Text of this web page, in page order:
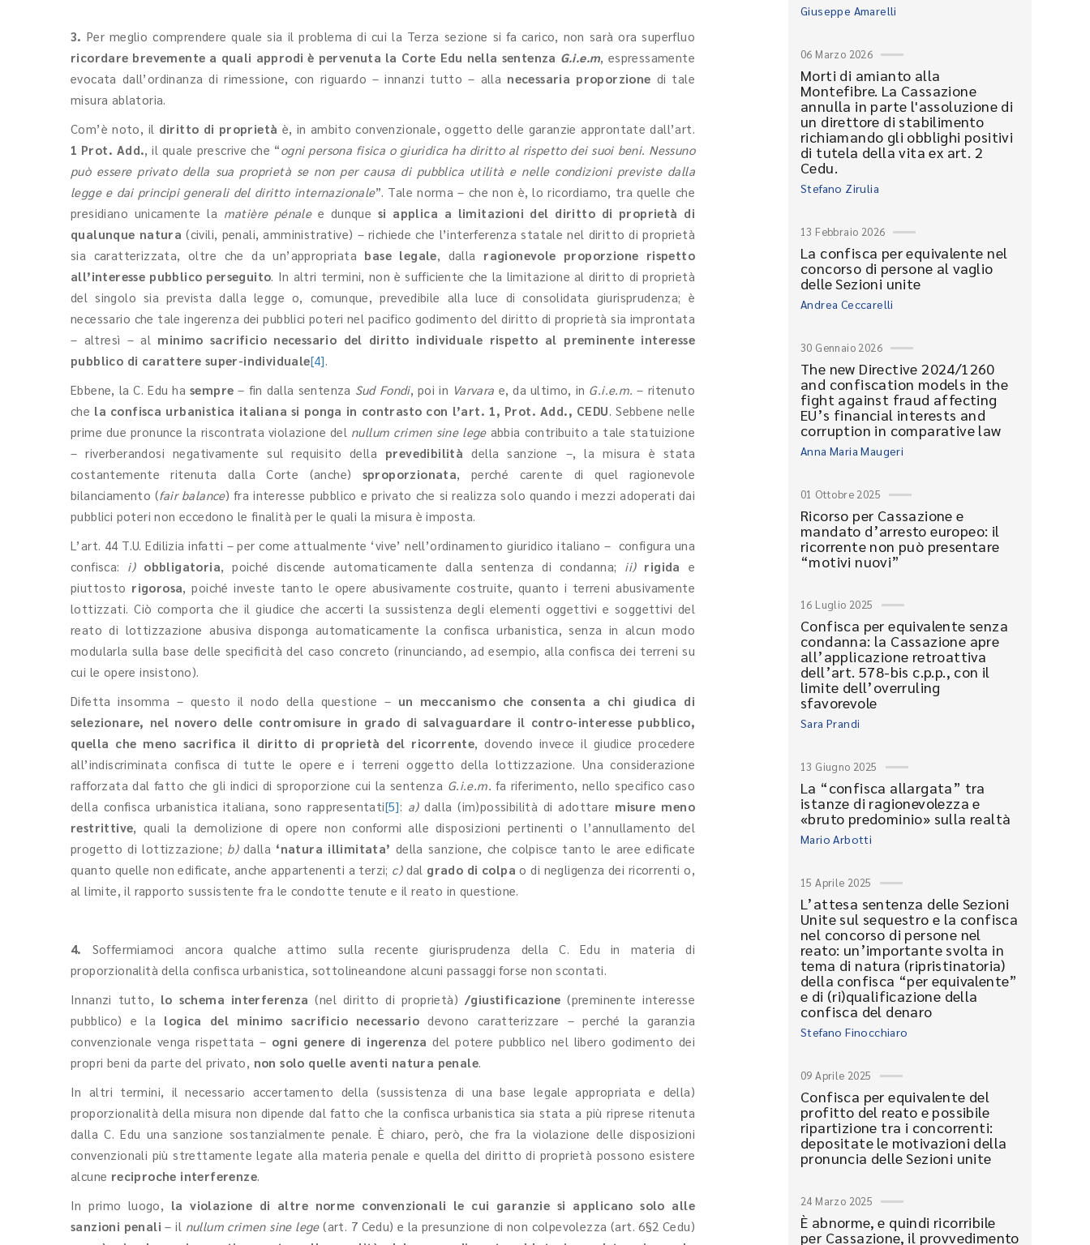
3. Per meglio comprendere quale sia il problema di cui la Terza sezione si fa carico, non sarà ora superfluo
ricordare brevemente a quali approdi è pervenuta la Corte Edu nella sentenza G.i.e.m, espressamente
evocata dall’ordinanza di rimessione, con riguardo – innanzi tutto – alla necessaria proporzione di tale
misura ablatoria.
Com’è noto, il diritto di proprietà è, in ambito convenzionale, oggetto delle garanzie approntate dall’art.
1 Prot. Add., il quale prescrive che “ogni persona fisica o giuridica ha diritto al rispetto dei suoi beni. Nessuno
può essere privato della sua proprietà se non per causa di pubblica utilità e nelle condizioni previste dalla
legge e dai principi generali del diritto internazionale”. Tale norma – che non è, lo ricordiamo, tra quelle che
presidiano unicamente la matière pénalee dunque si applica a limitazioni del diritto di proprietà di
qualunque natura (civili, penali, amministrative) – richiede che l’interferenza statale nel diritto di proprietà
sia caratterizzata, oltre che da un’appropriata base legale, dalla ragionevole proporzione rispetto
all’interesse pubblico perseguito. In altri termini, non è sufficiente che la limitazione al diritto di proprietà
del singolo sia prevista dalla legge o, comunque, prevedibile alla luce di consolidata giurisprudenza; è
necessario che tale ingerenza dei pubblici poteri nel pacifico godimento del diritto di proprietà sia improntata
– altresì – al minimo sacrificio necessario del diritto individuale rispetto al preminente interesse
pubblico di carattere super-individuale[4].
Ebbene, la C. Edu ha sempre – fin dalla sentenza Sud Fondi, poi in Varvara e, da ultimo, in G.i.e.m. – ritenuto
che la confisca urbanistica italiana si ponga in contrasto con l’art. 1, Prot. Add., CEDU. Sebbene nelle
prime due pronunce la riscontrata violazione del nullum crimen sine lege abbia contribuito a tale statuizione
– riverberandosi negativamente sul requisito della prevedibilità della sanzione –, la misura è stata
costantemente ritenuta dalla Corte (anche) sproporzionata, perché carente di quel ragionevole
bilanciamento (fair balance) fra interesse pubblico e privato che si realizza solo quando i mezzi adoperati dai
pubblici poteri non eccedono le finalità per le quali la misura è imposta.
L’art. 44 T.U. Edilizia infatti – per come attualmente ‘vive’ nell’ordinamento giuridico italiano – configura una
confisca: i) obbligatoria, poiché discende automaticamente dalla sentenza di condanna; ii) rigida e
piuttosto rigorosa, poiché investe tanto le opere abusivamente costruite, quanto i terreni abusivamente
lottizzati. Ciò comporta che il giudice che accerti la sussistenza degli elementi oggettivi e soggettivi del
reato di lottizzazione abusiva disponga automaticamente la confisca urbanistica, senza in alcun modo
modularla sulla base delle specificità del caso concreto (rinunciando, ad esempio, alla confisca dei terreni su
cui le opere insistono).
Difetta insomma – questo il nodo della questione – un meccanismo che consenta a chi giudica di
selezionare, nel novero delle contromisure in grado di salvaguardare il contro-interesse pubblico,
quella che meno sacrifica il diritto di proprietà del ricorrente, dovendo invece il giudice procedere
all’indiscriminata confisca di tutte le opere e i terreni oggetto della lottizzazione. Una considerazione
rafforzata dal fatto che gli indici di sproporzione cui la sentenza G.i.e.m. fa riferimento, nello specifico caso
della confisca urbanistica italiana, sono rappresentati[5]: a)dalla (im)possibilità di adottare misure meno
restrittive, quali la demolizione di opere non conformi alle disposizioni pertinenti o l’annullamento del
progetto di lottizzazione; b)dalla ‘natura illimitata’ della sanzione, che colpisce tanto le aree edificate
quanto quelle non edificate, anche appartenenti a terzi; c)dal grado di colpa o di negligenza dei ricorrenti o,
al limite, il rapporto sussistente fra le condotte tenute e il reato in questione.
4. Soffermiamoci ancora qualche attimo sulla recente giurisprudenza della C. Edu in materia di
proporzionalità della confisca urbanistica, sottolineandone alcuni passaggi forse non scontati.
Innanzi tutto, lo schema interferenza (nel diritto di proprietà) /giustificazione (preminente interesse
pubblico) e la logica del minimo sacrificio necessario devono caratterizzare – perché la garanzia
convenzionale venga rispettata – ogni genere di ingerenza del potere pubblico nel libero godimento dei
propri beni da parte del privato, non solo quelle aventi natura penale.
In altri termini, il necessario accertamento della (sussistenza di una base legale appropriata e della)
proporzionalità della misura non dipende dal fatto che la confisca urbanistica sia stata a più riprese ritenuta
dalla C. Edu una sanzione sostanzialmente penale. È chiaro, però, che fra la violazione delle disposizioni
convenzionali più strettamente legate alla materia penale e quella del diritto di proprietà possono esistere
alcune reciproche interferenze.
In primo luogo, la violazione di altre norme convenzionali le cui garanzie si applicano solo alle
sanzioni penali – il nullum crimen sine lege(art. 7 Cedu) e la presunzione di non colpevolezza (art. 6§2 Cedu)
Giuseppe Amarelli
06 Marzo 2026
Morti di amianto alla
Montefibre. La Cassazione
annulla in parte l'assoluzione di
un direttore di stabilimento
richiamando gli obblighi positivi
di tutela della vita ex art. 2
Cedu.
Stefano Zirulia
13 Febbraio 2026
La confisca per equivalente nel
concorso di persone al vaglio
delle Sezioni unite
Andrea Ceccarelli
30 Gennaio 2026
The new Directive 2024/1260
and confiscation models in the
fight against fraud affecting
EU’s financial interests and
corruption in comparative law
Anna Maria Maugeri
01 Ottobre 2025
Ricorso per Cassazione e
mandato d’arresto europeo: il
ricorrente non può presentare
“motivi nuovi”
16 Luglio 2025
Confisca per equivalente senza
condanna: la Cassazione apre
all’applicazione retroattiva
dell’art. 578-bis c.p.p., con il
limite dell’overruling
sfavorevole
Sara Prandi
13 Giugno 2025
La “confisca allargata” tra
istanze di ragionevolezza e
«bruto predominio» sulla realtà
Mario Arbotti
15 Aprile 2025
L’attesa sentenza delle Sezioni
Unite sul sequestro e la confisca
nel concorso di persone nel
reato: un’importante svolta in
tema di natura (ripristinatoria)
della confisca “per equivalente”
e di (ri)qualificazione della
confisca del denaro
Stefano Finocchiaro
09 Aprile 2025
Confisca per equivalente del
profitto del reato e possibile
ripartizione tra i concorrenti:
depositate le motivazioni della
pronuncia delle Sezioni unite
24 Marzo 2025
È abnorme, e quindi ricorribile
per Cassazione, il provvedimento